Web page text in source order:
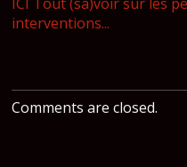
interventions...
Comments are closed.